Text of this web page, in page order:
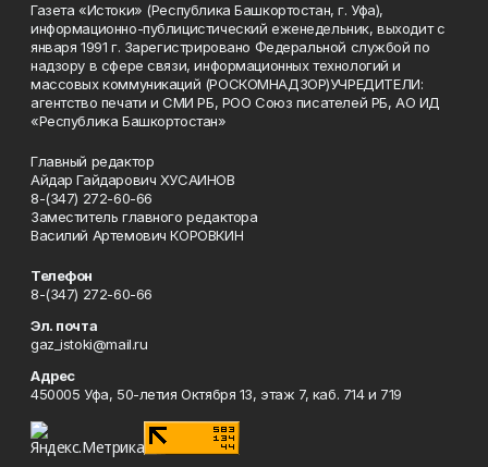
Газета «Истоки» (Республика Башкортостан, г. Уфа),
информационно-публицистический еженедельник, выходит с
января 1991 г. Зарегистрировано Федеральной службой по
надзору в сфере связи, информационных технологий и
массовых коммуникаций (РОСКОМНАДЗОР)УЧРЕДИТЕЛИ:
агентство печати и СМИ РБ, РОО Союз писателей РБ, АО ИД
«Республика Башкортостан»
Главный редактор
Айдар Гайдарович ХУСАИНОВ
8-(347) 272-60-66
Заместитель главного редактора
Василий Артемович КОРОВКИН
Телефон
8-(347) 272-60-66
Эл. почта
gaz_istoki@mail.ru
Адрес
450005 Уфа, 50-летия Октября 13, этаж 7, каб. 714 и 719